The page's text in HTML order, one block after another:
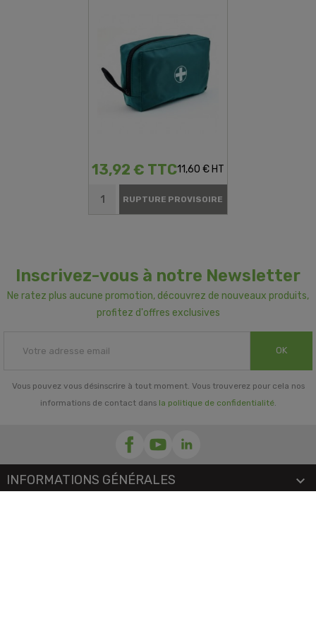
13,92 € TTC11,60 € HT
RUPTURE PROVISOIRE
Inscrivez-vous à notre Newsletter
Ne ratez plus aucune promotion, découvrez de nouveaux produits,
profitez d'offres exclusives
OK
Vous pouvez vous désinscrire à tout moment. Vous trouverez pour cela nos
informations de contact dans la politique de confidentialité.
INFORMATIONS GÉNÉRALES 